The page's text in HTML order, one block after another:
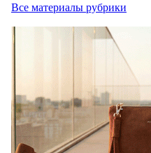
Все материалы рубрики